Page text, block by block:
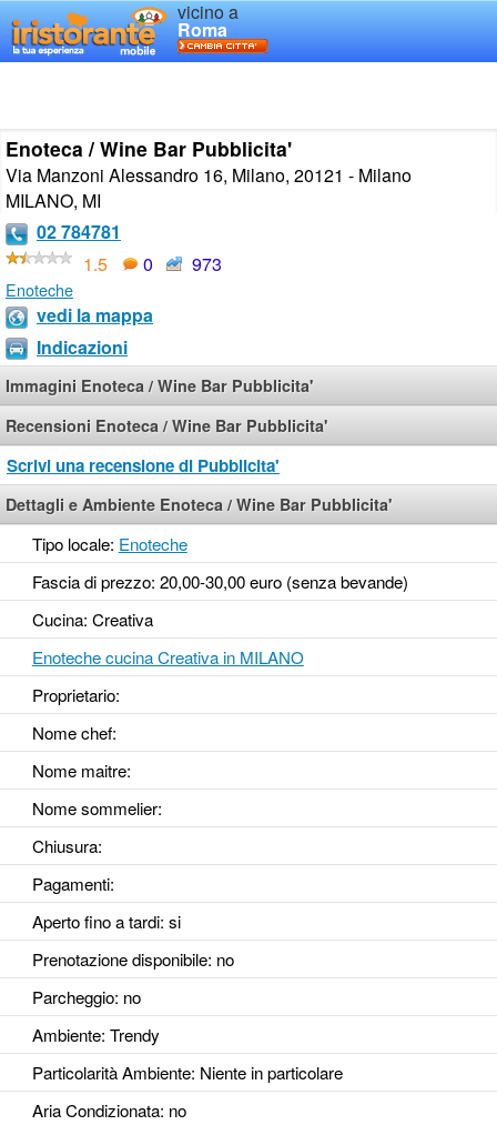
vicino a
Roma
Enoteca / Wine Bar Pubblicita'
Via Manzoni Alessandro 16, Milano, 20121 - Milano
MILANO, MI
02 784781
1.5
0 973
Enoteche
vedi la mappa
Indicazioni
Immagini Enoteca / Wine Bar Pubblicita'
Recensioni Enoteca / Wine Bar Pubblicita'
Scrivi una recensione di Pubblicita'
Dettagli e Ambiente Enoteca / Wine Bar Pubblicita'
Tipo locale: Enoteche
Fascia di prezzo: 20,00-30,00 euro (senza bevande)
Cucina: Creativa
Enoteche cucina Creativa in MILANO
Proprietario:
Nome chef:
Nome maitre:
Nome sommelier:
Chiusura:
Pagamenti:
Aperto fino a tardi: si
Prenotazione disponibile: no
Parcheggio: no
Ambiente: Trendy
Particolarità Ambiente: Niente in particolare
Aria Condizionata: no